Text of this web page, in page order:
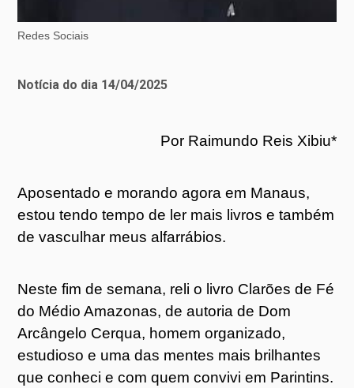
Redes Sociais
Notícia do dia 14/04/2025
Por Raimundo Reis Xibiu*
Aposentado e morando agora em Manaus,
estou tendo tempo de ler mais livros e também
de vasculhar meus alfarrábios.
Neste fim de semana, reli o livro Clarões de Fé
do Médio Amazonas, de autoria de Dom
Arcângelo Cerqua, homem organizado,
estudioso e uma das mentes mais brilhantes
que conheci e com quem convivi em Parintins.